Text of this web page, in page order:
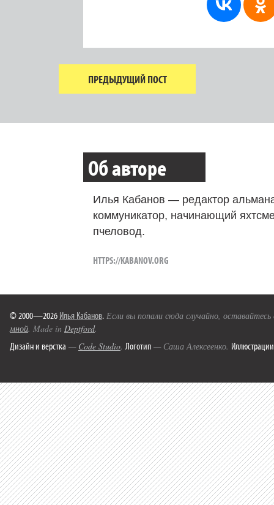
ПРЕДЫДУЩИЙ ПОСТ
Об авторе
Илья Кабанов — редактор
коммуникатор, начинающий
пчеловод.
HTTPS://KABANOV.ORG
© 2000—2026 Илья Кабанов. Если вы попали сюда случайно,
мной. Made in Deptford.
Дизайн и верстка — Code Studio. Логотип — Саша Алексеенко. Иллюстрации